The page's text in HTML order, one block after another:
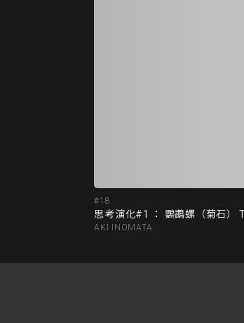
#18
思考演化#1 ： 鸚鵡螺（菊石
AKI INOMATA